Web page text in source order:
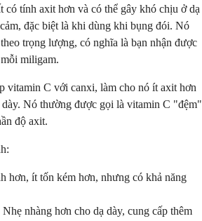
có tính axit hơn và có thể gây khó chịu ở dạ
đặc biệt là khi dùng khi bụng đói. Nó
trọng lượng, có nghĩa là bạn nhận được
miligam.
vitamin C với canxi, làm cho nó ít axit hơn
dày. Nó thường được gọi là vitamin C "đệm"
độ axit.
hơn, ít tốn kém hơn, nhưng có khả năng
nhàng hơn cho dạ dày, cung cấp thêm